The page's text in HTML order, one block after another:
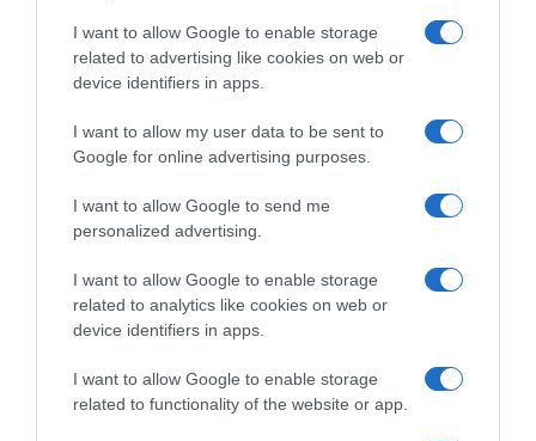
I want to allow Google to enable storage
related to advertising like cookies on web or
device identifiers in apps.
I want to allow my user data to be sent to
Google for online advertising purposes.
I want to allow Google to send me
personalized advertising.
I want to allow Google to enable storage
related to analytics like cookies on web or
device identifiers in apps.
I want to allow Google to enable storage
related to functionality of the website or app.
Seguimiento desde
08 Abr 2023
Descripción del producto
Condiciones y/o fecha de consumo una vez
abierto el envase: Conservar en lugar fresco y
seco. Una vez preparado, conservar en frigorífico
y consumir en un máximo de 48h. CONTIENE: 6
sobres de 32 g AÑADE: Leche y azúcar NECESITAS: